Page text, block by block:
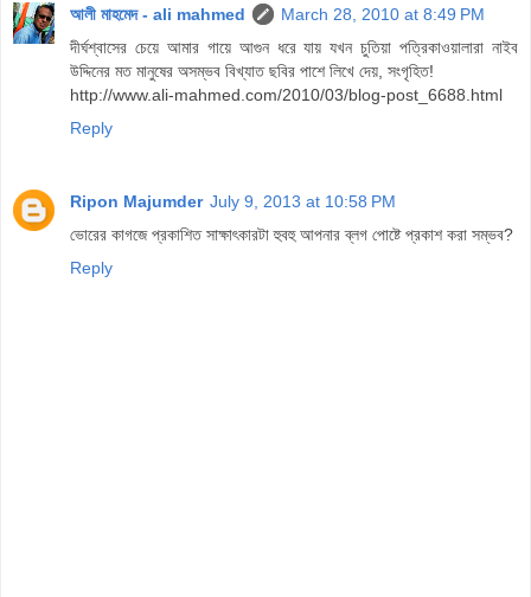
আলী মাহমেদ - ali mahmed
March 28, 2010 at 8:49 PM
দীর্ঘশ্বাসের চেয়ে আমার গায়ে আগুন ধরে যায় যখন চুতিয়া পত্রিকাওয়ালারা নাইব
উদ্দিনের মত মানুষের অসম্ভব বিখ্যাত ছবির পাশে লিখে দেয়, সংগৃহিত!
http://www.ali-mahmed.com/2010/03/blog-post_6688.html
Reply
Ripon Majumder July 9, 2013 at 10:58 PM
ভোরের কাগজে প্রকাশিত সাক্ষাৎকারটা হুবহু আপনার ব্লগ পোষ্টে প্রকাশ করা সম্ভব?
Reply